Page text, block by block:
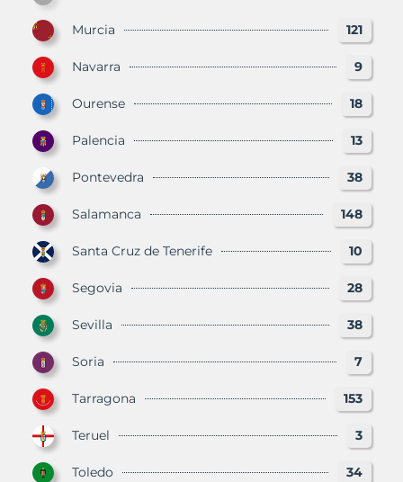
Murcia 121
Navarra 9
Ourense 18
Palencia 13
Pontevedra 38
Salamanca 148
Santa Cruz de Tenerife 10
Segovia 28
Sevilla 38
Soria 7
Tarragona 153
Teruel 3
Toledo 34